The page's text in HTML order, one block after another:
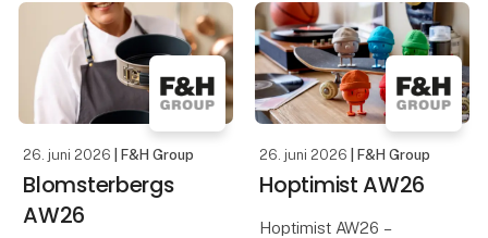
og design mødes,
opstår produkter med
karakter. Det er
udgangspunktet for OOh
forældre, fra forældre til
børn. De skaber minder,
vækker følelser og
bygger bro mellem
generationer.
26. juni 2026 | F&H Group
Blomsterbergs
AW26
26. juni 2026 | F&H Group
Hoptimist AW26
Hoptimist AW26 –